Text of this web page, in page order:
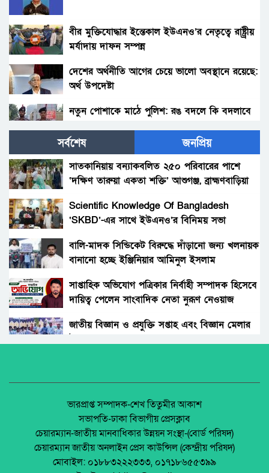
বীর মুক্তিযোদ্ধার ইন্তেকাল ইউএনও’র নেতৃত্বে রাষ্ট্র্রীয়
মর্যাদায় দাফন সম্পন্ন
দেশের অর্থনীতি আগের চেয়ে ভালো অবস্থানে রয়েছে:
অর্থ উপদেষ্টা
নতুন পোশাকে মাঠে পুলিশ: রঙ বদলে কি বদলাবে
হাকিমপুরসহ ৪ উপজেলায় বিএনপির এমপি প্রার্থী ডাঃ
জাহিদের ব্যাবস্থাপনায় ফ্রী মেডিকেল ক্যাম্প ও ঔষধ
বিতরণ।
গ্রহন।
দোরগোড়ায় এক নতুন অধ্যায়ের সূচনা।
বিচারকের স্ত্রীকে কুপিয়ে জখম, ছেলেকে হত্যা করল
পরিচিত যুবক।
আওয়ামী’লীগের অবরোধের বিরুদ্ধে কঠোর অবস্থান
ছিলো জামায়াত ইসলামীর।
অনুষ্ঠিত হয়ে গেলো ইসলামি ফাউন্ডেশন কর্তৃক
আয়োজিত উপজেলা পর্যায় জাতীয় শিশু-কিশোর
ইসলামি সাংস্কৃতিক প্রতিযোগিতা
পলাশবাড়ী এসএম পাইলট সরকারি উচ্চ বিদ্যালয়ের
সর্বশেষ জনপ্রিয়
সাতকানিয়ায় বন্যাকবলিত ২৫০ পরিবারের পাশে
‘দক্ষিণ তারুয়া একতা শক্তি’ আশুগঞ্জ, ব্রাহ্মণবাড়িয়া
Scientific Knowledge Of Bangladesh
‘SKBD’-এর সাথে ইউএনও’র বিনিময় সভা
বালি-মাদক সিন্ডিকেট বিরুদ্ধে দাঁড়ানো জন্য খলনায়ক
বানানো হচ্ছে ইঞ্জিনিয়ার আমিনুল ইসলাম
সাপ্তাহিক অভিযোগ পত্রিকার নির্বাহী সম্পাদক হিসেবে
দায়িত্ব পেলেন সাংবাদিক নেতা নুরূণ নেওয়াজ
জাতীয় বিজ্ঞান ও প্রযুক্তি সপ্তাহ এবং বিজ্ঞান মেলার
জেলা আইন-শৃৃঙ্খলা কমিটির মাসিক সভা অনুষ্ঠিত।
পলাশবাড়ীতে এমইপি গ্রুপের মতবিনিময় সভা
অনুষ্ঠিত।
ভারপ্রাপ্ত সম্পাদক-শেখ তিতুমীর আকাশ
সভাপতি-ঢাকা বিভাগীয় প্রেসক্লাব
চেয়ারম্যান-জাতীয় মানবাধিকার উন্নয়ন সংস্থা-(বোর্ড পরিষদ)
চেয়ারম্যান জাতীয় অনলাইন প্রেস কাউন্সিল (কেন্দ্রীয় পরিষদ)
মোবাইল: ০১৮৮৩২২২৩৩৩, ০১৭১৮৬৫৫৩৯৯